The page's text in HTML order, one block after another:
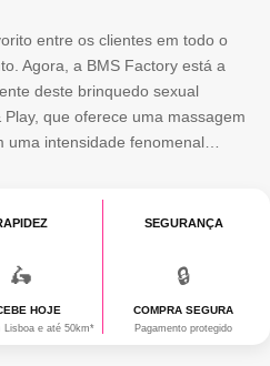
entre os clientes em todo o
Agora, a BMS Factory está a
deste brinquedo sexual
que oferece uma massagem
uma intensidade fenomenal…
🛵
HOJE
Lisboa e até 50km*
SEGURANÇA
🔒
COMPRA SEGURA
Pagamento protegido